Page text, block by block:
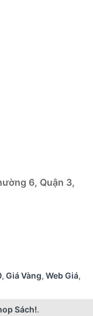
6, Quận 3,
, Giá Vàng, Web Giá,
Sách!.